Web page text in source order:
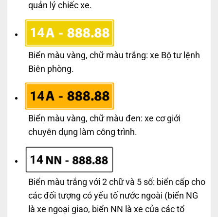
quản lý chiếc xe.
14
Biển màu vàng, chữ màu trắng: xe Bộ tư lệnh
Biên phòng.
14
Biển màu vàng, chữ màu đen: xe cơ giới
chuyên dụng làm công trình.
14
Biển màu trắng với 2 chữ và 5 số: biển cấp cho
các đối tượng có yếu tố nước ngoài (biển NG
là xe ngoại giao, biển NN là xe của các tổ